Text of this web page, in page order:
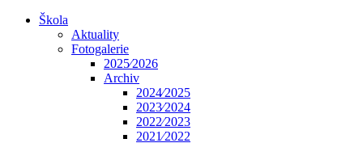
Škola
Aktuality
Fotogalerie
2025⁄2026
Archiv
2024⁄2025
2023⁄2024
2022⁄2023
2021⁄2022